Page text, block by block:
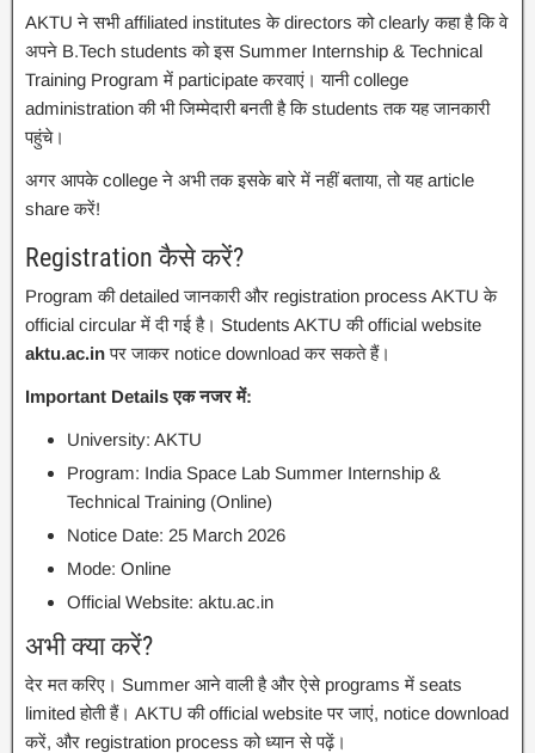
AKTU ने सभी affiliated institutes के directors को clearly कहा है कि वे
अपने B.Tech students को इस Summer Internship & Technical
Training Program में participate करवाएं। यानी college
administration की भी जिम्मेदारी बनती है कि students तक यह जानकारी
पहुंचे।
अगर आपके college ने अभी तक इसके बारे में नहीं बताया, तो यह article
share करें!
Registration कैसे करें?
Program की detailed जानकारी और registration process AKTU के
official circular में दी गई है। Students AKTU की official website
aktu.ac.inपर जाकर notice download कर सकते हैं।
Important Details एक नजर में:
University: AKTU
Program: India Space Lab Summer Internship &
Technical Training (Online)
Notice Date: 25 March 2026
Mode: Online
Official Website: aktu.ac.in
अभी क्या करें?
देर मत करिए। Summer आने वाली है और ऐसे programs में seats
limited होती हैं। AKTU की official website पर जाएं, notice download
करें, और registration process को ध्यान से पढ़ें।